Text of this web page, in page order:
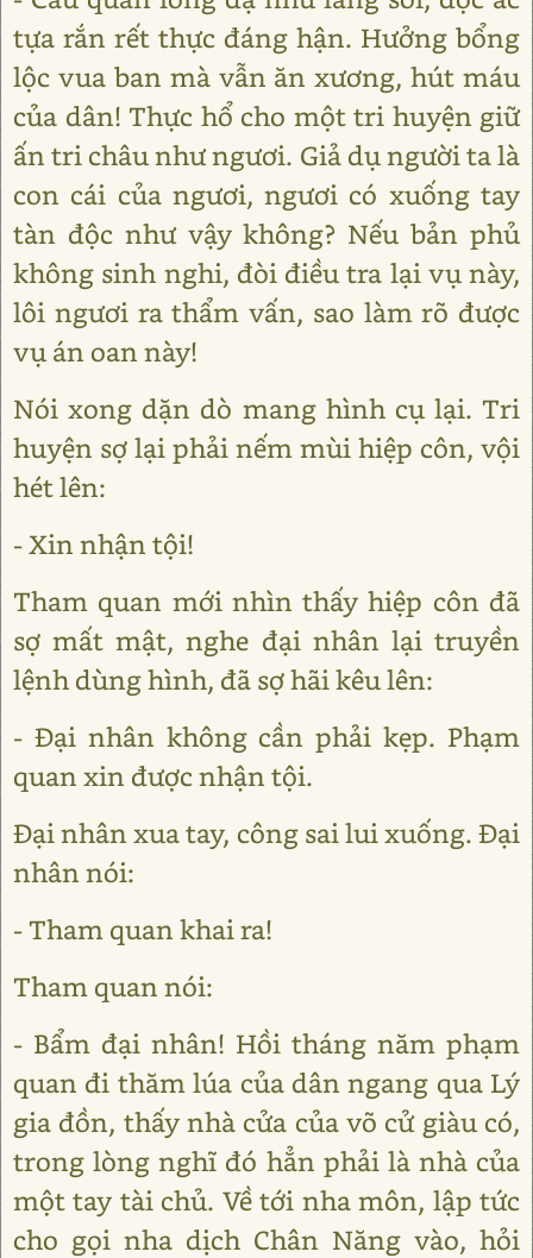
tựa rắn rết thực đáng hận. Hưởng bổng
lộc vua ban mà vẫn ăn xương, hút máu
của dân! Thực hổ cho một tri huyện giữ
ấn tri châu như ngươi. Giả dụ người ta là
con cái của ngươi, ngươi có xuống tay
tàn độc như vậy không? Nếu bản phủ
không sinh nghi, đòi điều tra lại vụ này,
lôi ngươi ra thẩm vấn, sao làm rõ được
vụ án oan này!
Nói xong dặn dò mang hình cụ lại. Tri
huyện sợ lại phải nếm mùi hiệp côn, vội
hét lên:
- Xin nhận tội!
Tham quan mới nhìn thấy hiệp côn đã
sợ mất mật, nghe đại nhân lại truyền
lệnh dùng hình, đã sợ hãi kêu lên:
- Đại nhân không cần phải kẹp. Phạm
quan xin được nhận tội.
Đại nhân xua tay, công sai lui xuống. Đại
nhân nói:
- Tham quan khai ra!
Tham quan nói:
- Bẩm đại nhân! Hồi tháng năm phạm
quan đi thăm lúa của dân ngang qua Lý
gia đồn, thấy nhà cửa của võ cử giàu có,
trong lòng nghĩ đó hẳn phải là nhà của
một tay tài chủ. Về tới nha môn, lập tức
cho gọi nha dịch Chân Năng vào, hỏi